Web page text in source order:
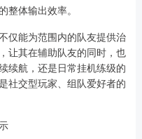
整体输出效率。
仅能为范围内的队友提供治
让其在辅助队友的同时，也
续航，还是日常挂机练级的
社交型玩家、组队爱好者的